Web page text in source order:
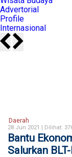
Advertorial
Profile
Internasional
Daerah
28 Jun 2021 | Dilihat:
Bantu
Salurkan